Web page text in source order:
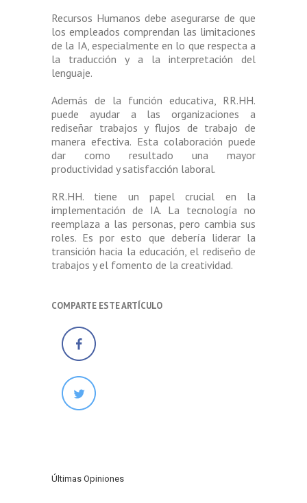
Recursos Humanos debe asegurarse de que
los empleados comprendan las limitaciones
de la IA, especialmente en lo que respecta a
la traducción y a la interpretación del
lenguaje.
Además de la función educativa, RR.HH.
puede ayudar a las organizaciones a
rediseñar trabajos y flujos de trabajo de
manera efectiva. Esta colaboración puede
dar como resultado una mayor
productividad y satisfacción laboral.
RR.HH. tiene un papel crucial en la
implementación de IA. La tecnología no
reemplaza a las personas, pero cambia sus
roles. Es por esto que debería liderar la
transición hacia la educación, el rediseño de
trabajos y el fomento de la creatividad.
COMPARTE ESTE ARTÍCULO
Últimas Opiniones